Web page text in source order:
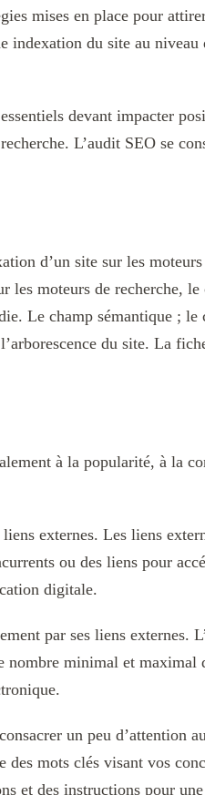
mises en place pour
indexation du site au niveau
devant impacter
L’audit SEO se
d’un site sur les
les moteurs de recherche,
Le champ sémantique ;
du site. La
à la popularité, à la
externes. Les liens
ou des liens pour
digitale.
par ses liens externes.
nombre minimal et maximal
un peu d’attention
mots clés visant vos
et des instructions pour